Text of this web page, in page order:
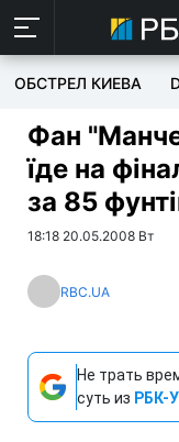
ОБСТРЕЛ КИЕВА
Фан
їде на
за 85
18:18 20.05.2008 Вт
RBC.UA
Не трать
суть из РБК-